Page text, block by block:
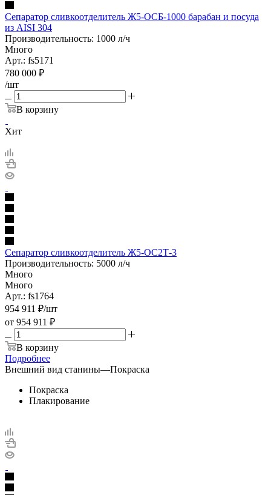
Сепаратор сливкоотделитель Ж5-ОСБ-1000 барабан и посуда
из AISI 304
Производительность: 1000 л/ч
Много
Арт.: fs5171
780 000 ₽
/шт
В корзину
Хит
Сепаратор сливкоотделитель Ж5-ОС2Т-3
Производительность: 5000 л/ч
Много
Много
Арт.: fs1764
954 911 ₽/шт
от 954 911 ₽
В корзину
Подробнее
Внешний вид станины—Покраска
Покраска
Плакирование